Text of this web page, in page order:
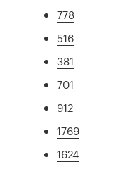
778
516
381
701
912
1769
1624